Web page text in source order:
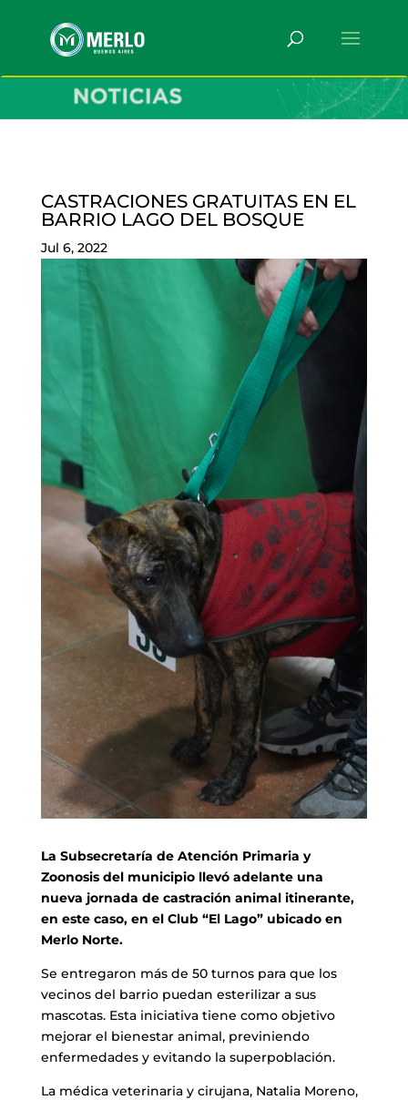
CASTRACIONES GRATUITAS EN EL
BARRIO LAGO DEL BOSQUE
Jul 6, 2022
La Subsecretaría de Atención Primaria y
Zoonosis del municipio llevó adelante una
nueva jornada de castración animal itinerante,
en este caso, en el Club “El Lago” ubicado en
Merlo Norte.
Se entregaron más de 50 turnos para que los
vecinos del barrio puedan esterilizar a sus
mascotas. Esta iniciativa tiene como objetivo
mejorar el bienestar animal, previniendo
enfermedades y evitando la superpoblación.
La médica veterinaria y cirujana, Natalia Moreno,